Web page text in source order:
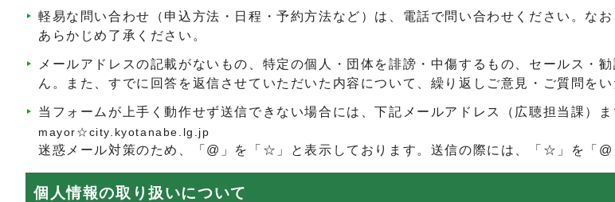
軽易な問い合わせ（申込方法・日程・予約方法など）は、電話で問い合わせください。な
あらかじめ了承ください。
メールアドレスの記載がないもの、特定の個人・団体を誹謗・中傷するもの、セールス・
ん。また、すでに回答を返信させていただいた内容について、繰り返しご意見・ご質問を
当フォームが上手く動作せず送信できない場合には、下記メールアドレス（広聴担当課）
mayor☆city.kyotanabe.lg.jp
迷惑メール対策のため、「@」を「☆」と表示しております。送信の際には、「☆」を「@
個人情報の取り扱いについて